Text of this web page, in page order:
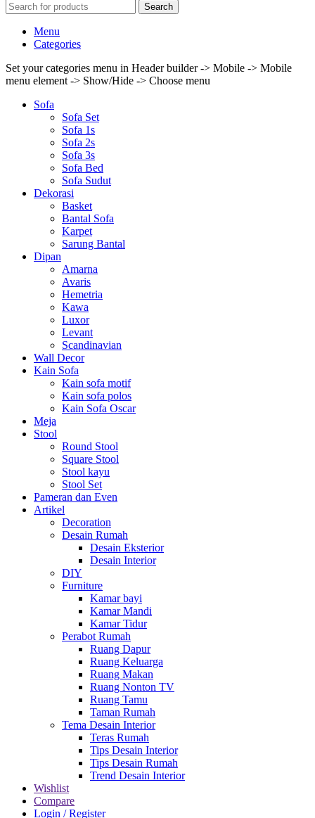
Search
Menu
Categories
Set your categories menu in Header builder -> Mobile -> Mobile
menu element -> Show/Hide -> Choose menu
Sofa
Sofa Set
Sofa 1s
Sofa 2s
Sofa 3s
Sofa Bed
Sofa Sudut
Dekorasi
Basket
Bantal Sofa
Karpet
Sarung Bantal
Dipan
Amarna
Avaris
Hemetria
Kawa
Luxor
Levant
Scandinavian
Wall Decor
Kain Sofa
Kain sofa motif
Kain sofa polos
Kain Sofa Oscar
Meja
Stool
Round Stool
Square Stool
Stool kayu
Stool Set
Pameran dan Even
Artikel
Decoration
Desain Rumah
Desain Eksterior
Desain Interior
DIY
Furniture
Kamar bayi
Kamar Mandi
Kamar Tidur
Perabot Rumah
Ruang Dapur
Ruang Keluarga
Ruang Makan
Ruang Nonton TV
Ruang Tamu
Taman Rumah
Tema Desain Interior
Teras Rumah
Tips Desain Interior
Tips Desain Rumah
Trend Desain Interior
Wishlist
Compare
Login / Register